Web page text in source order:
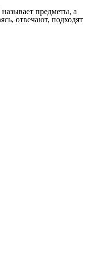
предметы, а
отвечают, подходят